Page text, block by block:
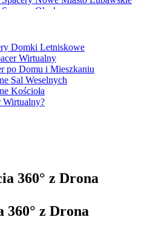
Olecko
Orneta
Orzysz
Ostróda
Pasłęk
Pasym
Pieniężno
Pisz
Reszel
Ruciane-Nida
Spacery Szczytno
Tolkmicko
Węgorzewo
Wielbark
Zalewo
Domki Letniskowe
Wirtualny
po Domu i Mieszkaniu
Sal Weselnych
Kościoła
Wirtualny?
z Drona